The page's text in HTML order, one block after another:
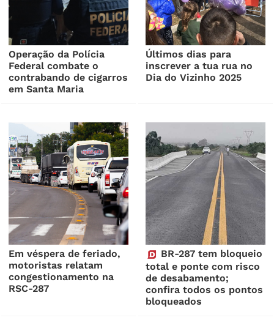
Operação da Polícia
Federal combate o
contrabando de cigarros
em Santa Maria
Últimos dias para
inscrever a tua rua no
Dia do Vizinho 2025
Em véspera de feriado,
motoristas relatam
congestionamento na
RSC-287
BR-287 tem bloqueio
total e ponte com risco
de desabamento;
confira todos os pontos
bloqueados